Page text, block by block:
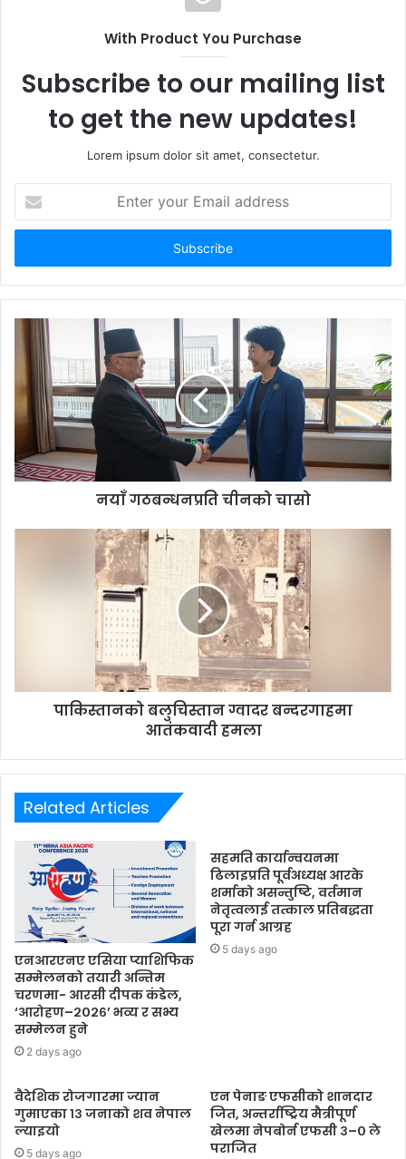
i
With Product You Purchase
Subscribe to our mailing list
to get the new updates!
Lorem ipsum dolor sit amet, consectetur.
t
r
y
m
i
a
d
नयाँ गठबन्धनप्रति चीनको चासो
पाकिस्तानको बलुचिस्तान ग्वादर बन्दरगाहमा
आतंकवादी हमला
Related Articles
एनआरएनए एसिया प्याशिफिक
सम्मेलनको तयारी अन्तिम
चरणमा- आरसी दीपक कंडेल,
‘आरोहण–२०२६’ भव्य र सभ्य
सम्मेलन हुने
2 days ago
सहमति कार्यान्वयनमा
ढिलाइप्रति पूर्वअध्यक्ष आरके
शर्माको असन्तुष्टि, वर्तमान
नेतृत्वलाई तत्काल प्रतिबद्धता
पूरा गर्न आग्रह
5 days ago
वैदेशिक रोजगारमा ज्यान
गुमाएका १३ जनाको शव नेपाल
ल्याइयो
5 days ago
एन पेनाङ एफसीको शानदार
जित, अन्तर्राष्ट्रिय मैत्रीपूर्ण
खेलमा नेपबोर्न एफसी ३–० ले
पराजित